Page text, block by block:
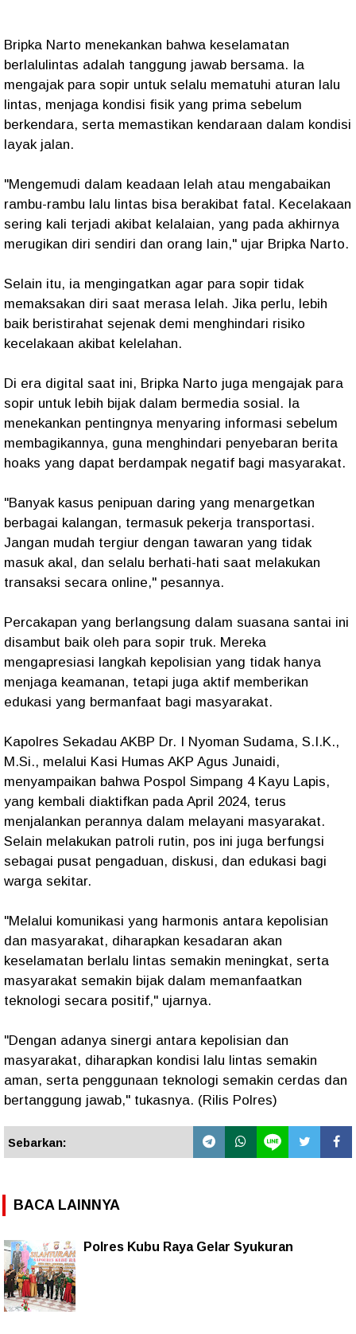
Bripka Narto menekankan bahwa keselamatan
berlalulintas adalah tanggung jawab bersama. Ia
mengajak para sopir untuk selalu mematuhi aturan lalu
lintas, menjaga kondisi fisik yang prima sebelum
berkendara, serta memastikan kendaraan dalam kondisi
layak jalan.
"Mengemudi dalam keadaan lelah atau mengabaikan
rambu-rambu lalu lintas bisa berakibat fatal. Kecelakaan
sering kali terjadi akibat kelalaian, yang pada akhirnya
merugikan diri sendiri dan orang lain," ujar Bripka Narto.
Selain itu, ia mengingatkan agar para sopir tidak
memaksakan diri saat merasa lelah. Jika perlu, lebih
baik beristirahat sejenak demi menghindari risiko
kecelakaan akibat kelelahan.
Di era digital saat ini, Bripka Narto juga mengajak para
sopir untuk lebih bijak dalam bermedia sosial. Ia
menekankan pentingnya menyaring informasi sebelum
membagikannya, guna menghindari penyebaran berita
hoaks yang dapat berdampak negatif bagi masyarakat.
"Banyak kasus penipuan daring yang menargetkan
berbagai kalangan, termasuk pekerja transportasi.
Jangan mudah tergiur dengan tawaran yang tidak
masuk akal, dan selalu berhati-hati saat melakukan
transaksi secara online," pesannya.
Percakapan yang berlangsung dalam suasana santai ini
disambut baik oleh para sopir truk. Mereka
mengapresiasi langkah kepolisian yang tidak hanya
menjaga keamanan, tetapi juga aktif memberikan
edukasi yang bermanfaat bagi masyarakat.
Kapolres Sekadau AKBP Dr. I Nyoman Sudama, S.I.K.,
M.Si., melalui Kasi Humas AKP Agus Junaidi,
menyampaikan bahwa Pospol Simpang 4 Kayu Lapis,
yang kembali diaktifkan pada April 2024, terus
menjalankan perannya dalam melayani masyarakat.
Selain melakukan patroli rutin, pos ini juga berfungsi
sebagai pusat pengaduan, diskusi, dan edukasi bagi
warga sekitar.
"Melalui komunikasi yang harmonis antara kepolisian
dan masyarakat, diharapkan kesadaran akan
keselamatan berlalu lintas semakin meningkat, serta
masyarakat semakin bijak dalam memanfaatkan
teknologi secara positif," ujarnya.
"Dengan adanya sinergi antara kepolisian dan
masyarakat, diharapkan kondisi lalu lintas semakin
aman, serta penggunaan teknologi semakin cerdas dan
bertanggung jawab," tukasnya. (Rilis Polres)
Sebarkan:
BACA LAINNYA
Polres Kubu Raya Gelar Syukuran